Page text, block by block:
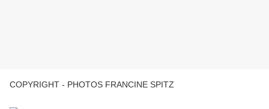
COPYRIGHT - PHOTOS FRANCINE SPITZ